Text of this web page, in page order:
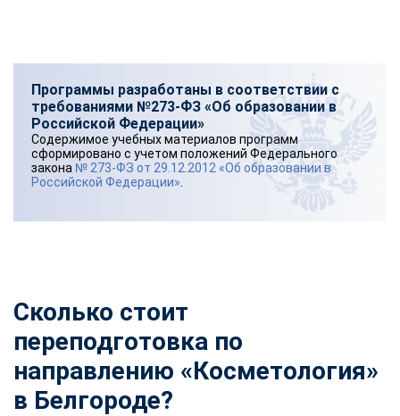
Программы разработаны в соответствии с
требованиями №273-ФЗ «Об образовании в
Российской Федерации»
Содержимое учебных материалов программ
сформировано с учетом положений Федерального
закона № 273-ФЗ от 29.12.2012 «Об образовании в
Российской Федерации»
Сколько стоит
переподготовка по
направлению «Косметология»
в Белгороде?